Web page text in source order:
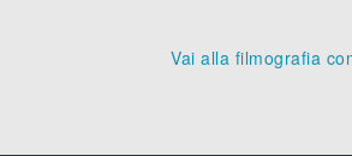
Vai alla filmografia